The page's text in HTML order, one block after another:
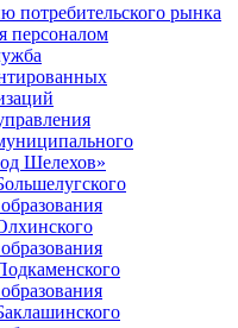
потребительского рынка
персоналом
Шелехов»